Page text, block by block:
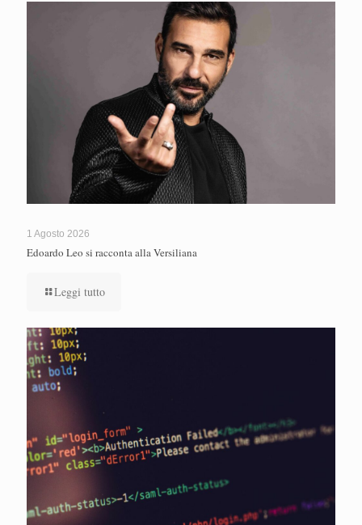
1 Agosto 2026
Edoardo Leo si racconta alla Versiliana
Leggi tutto